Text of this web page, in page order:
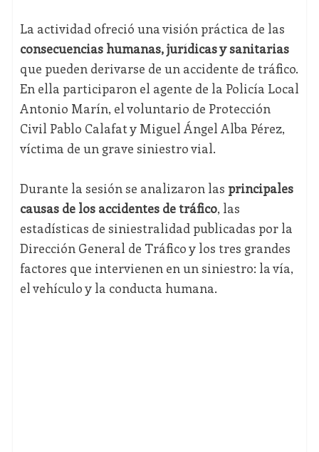
La actividad ofreció una visión práctica de las
consecuencias humanas, jurídicas y sanitarias
que pueden derivarse de un accidente de tráfico.
En ella participaron el agente de la Policía Local
Antonio Marín, el voluntario de Protección
Civil Pablo Calafat y Miguel Ángel Alba Pérez,
víctima de un grave siniestro vial.
Durante la sesión se analizaron las principales
causas de los accidentes de tráfico, las
estadísticas de siniestralidad publicadas por la
Dirección General de Tráfico y los tres grandes
factores que intervienen en un siniestro: la vía,
el vehículo y la conducta humana.